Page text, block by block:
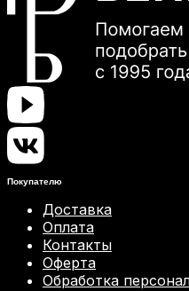
Покупателю
Доставка
Оплата
Контакты
Оферта
Обработка